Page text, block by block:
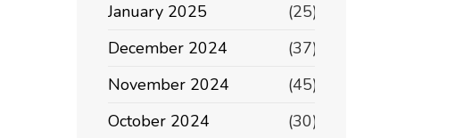
January 2025
(25)
December 2024
(37)
November 2024
(45)
October 2024
(30)